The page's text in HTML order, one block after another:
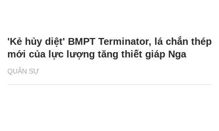
QUÂN SỰ
'Kẻ hủy diệt' BMPT Terminator, lá chắn thép
mới của lực lượng tăng thiết giáp Nga